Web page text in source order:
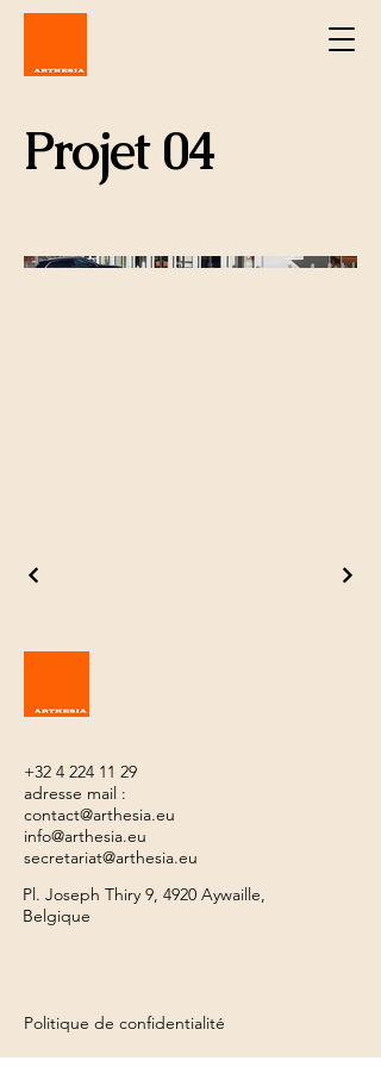
Projet 04
+32 4 224 11 29
adresse mail :
contact@arthesia.eu
info@arthesia.eu
secretariat@arthesia.eu
Pl. Joseph Thiry 9, 4920 Aywaille,
Belgique
Politique de confidentialité